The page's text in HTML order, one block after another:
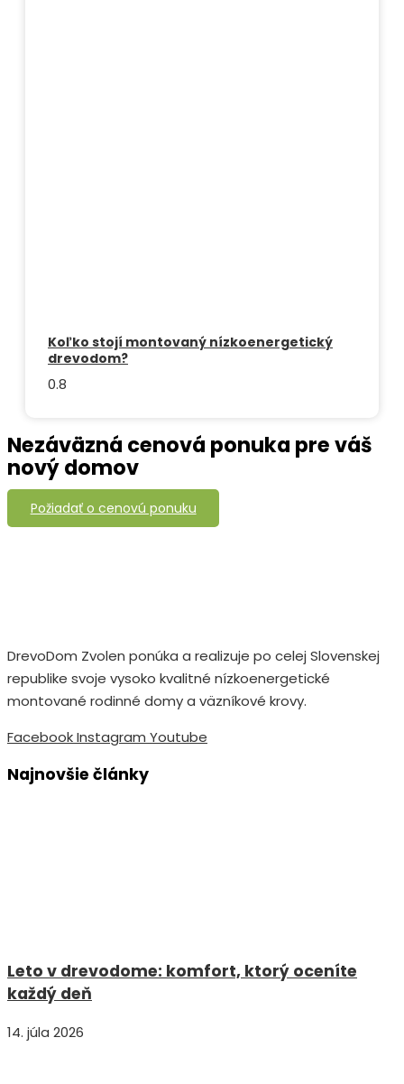
Koľko stojí montovaný nízkoenergetický
drevodom?
Nezáväzná cenová ponuka pre váš
nový domov
Požiadať o cenovú ponuku
DrevoDom Zvolen ponúka a realizuje po celej Slovenskej
republike svoje vysoko kvalitné nízkoenergetické
montované rodinné domy a väzníkové krovy.
FacebookInstagram Youtube
Najnovšie články
Leto v drevodome: komfort, ktorý oceníte
každý deň
14. júla 2026